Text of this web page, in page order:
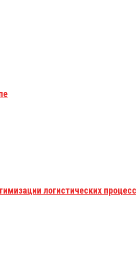
логистических